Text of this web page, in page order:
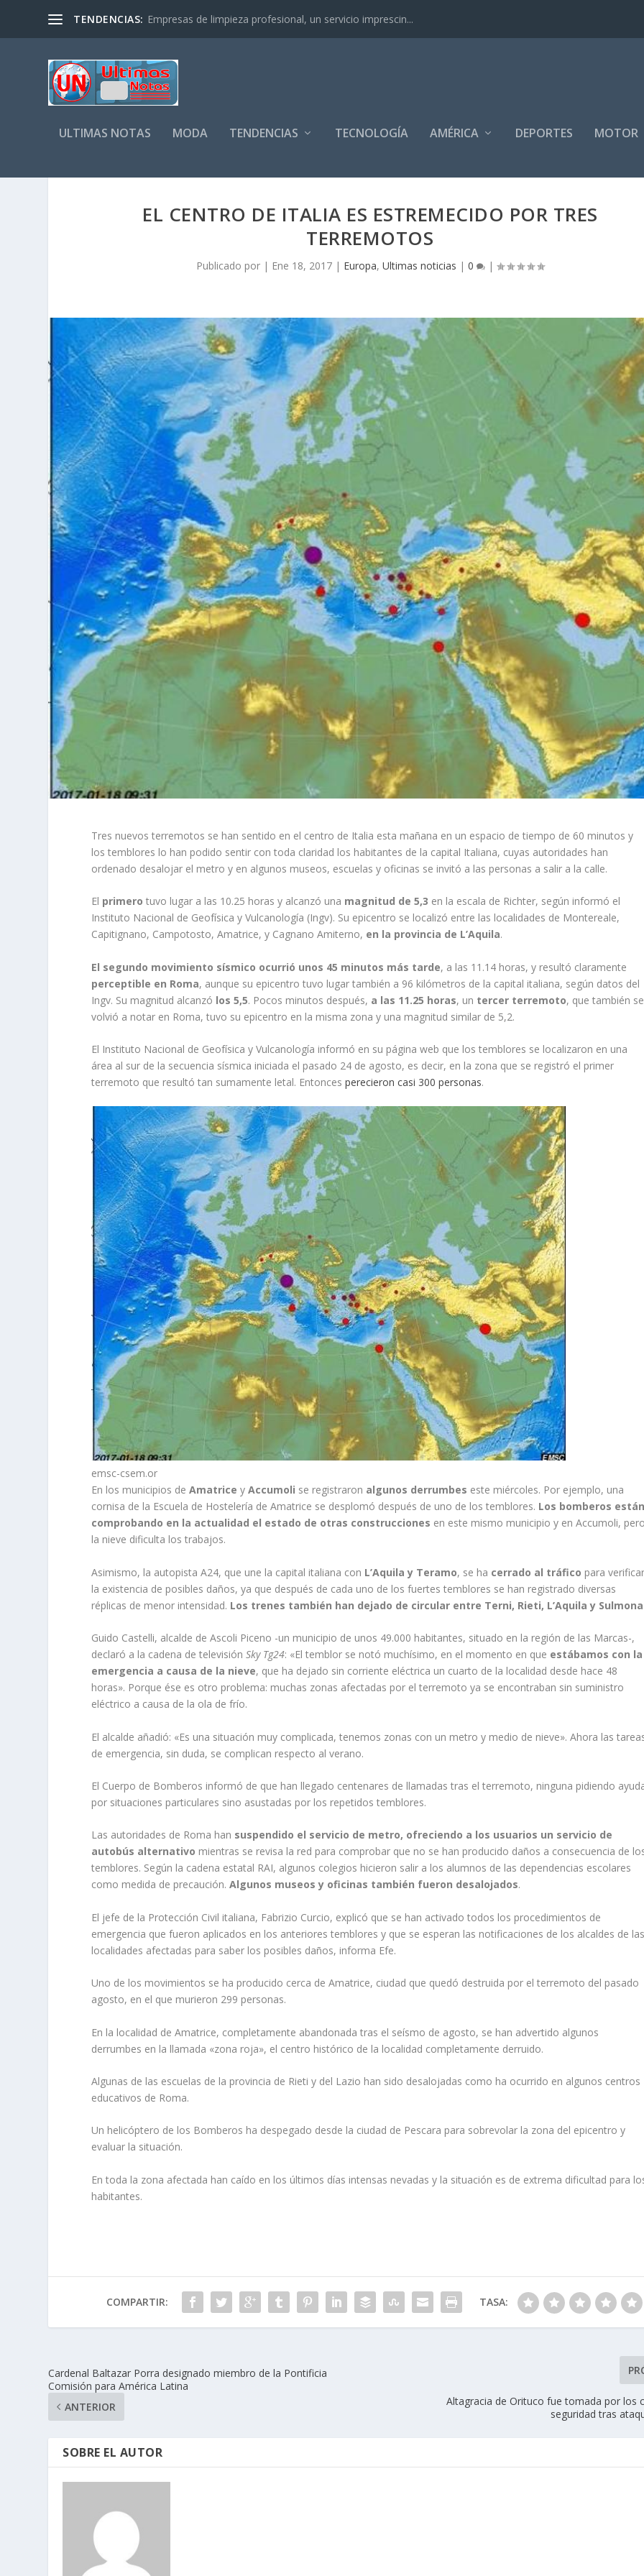
TENDENCIAS: Empresas de limpieza profesional, un servicio imprescin...
ULTIMAS NOTAS MODA TENDENCIAS TECNOLOGÍA AMÉRICA DEPORTES MOTOR
EL CENTRO DE ITALIA ES ESTREMECIDO POR TRES
TERREMOTOS
Publicado por | Ene 18, 2017| Europa, Ultimas noticias | 0 |
Tres nuevos terremotos se han sentido en el centro de Italia esta mañana en un espacio de tiempo de 60 minutos y
los temblores lo han podido sentir con toda claridad los habitantes de la capital Italiana, cuyas autoridades han
ordenado desalojar el metro y en algunos museos, escuelas y oficinas se invitó a las personas a salir a la calle.
El primero tuvo lugar a las 10.25 horas y alcanzó una magnitud de 5,3 en la escala de Richter, según informó el
Instituto Nacional de Geofísica y Vulcanología (Ingv). Su epicentro se localizó entre las localidades de Montereale,
Capitignano, Campotosto, Amatrice, y Cagnano Amiterno, en la provincia de L’Aquila.
El segundo movimiento sísmico ocurrió unos 45 minutos más tarde, a las 11.14 horas, y resultó claramente
perceptible en Roma, aunque su epicentro tuvo lugar también a 96 kilómetros de la capital italiana, según datos del
Ingv. Su magnitud alcanzó los 5,5. Pocos minutos después, a las 11.25 horas, un tercer terremoto, que también se
volvió a notar en Roma, tuvo su epicentro en la misma zona y una magnitud similar de 5,2.
El Instituto Nacional de Geofísica y Vulcanología informó en su página web que los temblores se localizaron en una
área al sur de la secuencia sísmica iniciada el pasado 24 de agosto, es decir, en la zona que se registró el primer
terremoto que resultó tan sumamente letal. Entonces perecieron casi 300 personas.
emsc-csem.or
En los municipios deAmatrice yAccumoli se registraron algunos derrumbes este miércoles. Por ejemplo, una
cornisa de la Escuela de Hostelería de Amatrice se desplomó después de uno de los temblores. Los bomberos
comprobando en la actualidad el estado de otras construcciones en este mismo municipio y en Accumoli,
la nieve dificulta los trabajos.
Asimismo, la autopista A24, que une la capital italiana con L’Aquila y Teramo, se ha cerrado al tráfico para
la existencia de posibles daños, ya que después de cada uno de los fuertes temblores se han registrado diversas
réplicas de menor intensidad. Los trenes también han dejado de circular entre Terni, Rieti, L’Aquila y Sulmona
Guido Castelli, alcalde de Ascoli Piceno -un municipio de unos 49.000 habitantes, situado en la región de las Marcas-,
declaró a la cadena de televisiónSky Tg24: «El temblor se notó muchísimo, en el momento en que estábamos con la
emergencia a causa de la nieve, que ha dejado sin corriente eléctrica un cuarto de la localidad desde hace 48
horas». Porque ése es otro problema: muchas zonas afectadas por el terremoto ya se encontraban sin suministro
eléctrico a causa de la ola de frío.
El alcalde añadió: «Es una situación muy complicada, tenemos zonas con un metro y medio de nieve». Ahora las
de emergencia, sin duda, se complican respecto al verano.
El Cuerpo de Bomberos informó de que han llegado centenares de llamadas tras el terremoto, ninguna pidiendo
por situaciones particulares sino asustadas por los repetidos temblores.
Las autoridades de Roma han suspendido el servicio de metro, ofreciendo a los usuarios un servicio de
autobús alternativo mientras se revisa la red para comprobar que no se han producido daños a consecuencia de
temblores. Según la cadena estatal RAI, algunos colegios hicieron salir a los alumnos de las dependencias escolares
como medida de precaución.Algunos museos y oficinas también fueron desalojados.
El jefe de la Protección Civil italiana, Fabrizio Curcio, explicó que se han activado todos los procedimientos de
emergencia que fueron aplicados en los anteriores temblores y que se esperan las notificaciones de los alcaldes de
localidades afectadas para saber los posibles daños, informa Efe.
Uno de los movimientos se ha producido cerca de Amatrice, ciudad que quedó destruida por el terremoto del pasado
agosto, en el que murieron 299 personas.
En la localidad de Amatrice, completamente abandonada tras el seísmo de agosto, se han advertido algunos
derrumbes en la llamada «zona roja», el centro histórico de la localidad completamente derruido.
Algunas de las escuelas de la provincia de Rieti y del Lazio han sido desalojadas como ha ocurrido en algunos centros
educativos de Roma.
Un helicóptero de los Bomberos ha despegado desde la ciudad de Pescara para sobrevolar la zona del epicentro y
evaluar la situación.
En toda la zona afectada han caído en los últimos días intensas nevadas y la situación es de extrema dificultad para
habitantes.
COMPARTIR: TASA:
Cardenal Baltazar Porra designado miembro de la Pontificia
Comisión para América Latina
ANTERIOR
Altagracia de Orituco fue tomada por los
seguridad tras
SOBRE EL AUTOR